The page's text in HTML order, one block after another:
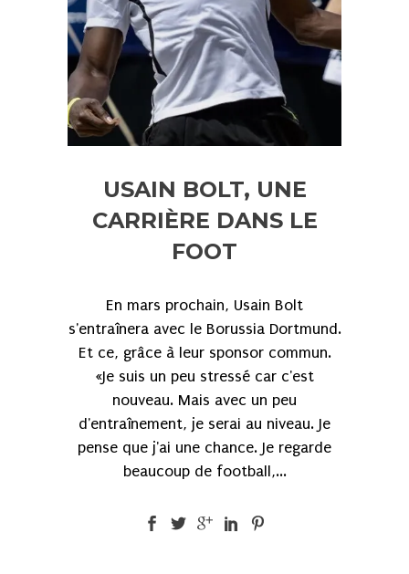
USAIN BOLT, UNE
CARRIÈRE DANS LE
FOOT
En mars prochain, Usain Bolt
s'entraînera avec le Borussia Dortmund.
Et ce, grâce à leur sponsor commun.
«Je suis un peu stressé car c'est
nouveau. Mais avec un peu
d'entraînement, je serai au niveau. Je
pense que j'ai une chance. Je regarde
beaucoup de football,...